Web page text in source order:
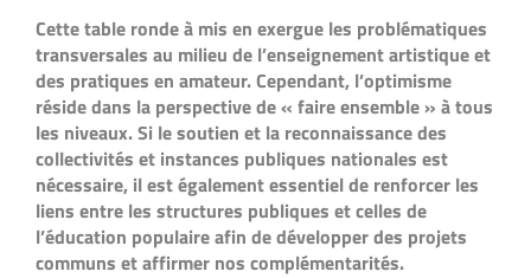
Cette table ronde à mis en exergue les problématiques
transversales au milieu de l’enseignement artistique et
des pratiques en amateur. Cependant, l’optimisme
réside dans la perspective de « faire ensemble » à tous
les niveaux. Si le soutien et la reconnaissance des
collectivités et instances publiques nationales est
nécessaire, il est également essentiel de renforcer les
liens entre les structures publiques et celles de
l’éducation populaire afin de développer des projets
communs et affirmer nos complémentarités.